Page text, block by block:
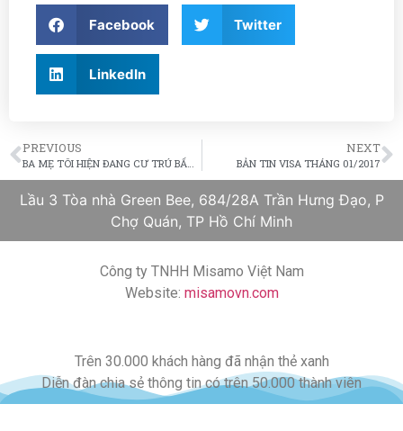
Facebook Twitter
LinkedIn
PREVIOUS
BA MẸ TÔI HIỆN ĐANG CƯ TRÚ BẤT HỢP PHÁP TẠI MỸ
NEXT
BẢN TIN VISA THÁNG 01/2017
Lầu 3 Tòa nhà Green Bee, 684/28A Trần Hưng Đạo, P
Chợ Quán, TP Hồ Chí Minh
Công ty TNHH Misamo Việt Nam
Website: misamovn.com
Trên 30.000 khách hàng đã nhận thẻ xanh
Diễn đàn chia sẻ thông tin có trên 50.000 thành viên